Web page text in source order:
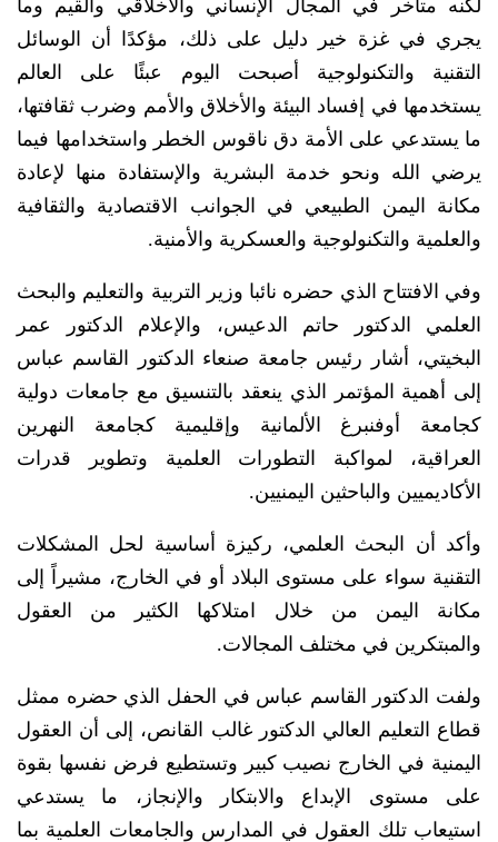
لكنه متأخر في المجال الإنساني والأخلاقي والقيم وما
يجري في غزة خير دليل على ذلك، مؤكدًا أن الوسائل
التقنية والتكنولوجية أصبحت اليوم عبئًا على العالم
يستخدمها في إفساد البيئة والأخلاق والأمم وضرب ثقافتها،
ما يستدعي على الأمة دق ناقوس الخطر واستخدامها فيما
يرضي الله ونحو خدمة البشرية والإستفادة منها لإعادة
مكانة اليمن الطبيعي في الجوانب الاقتصادية والثقافية
والعلمية والتكنولوجية والعسكرية والأمنية.
وفي الافتتاح الذي حضره نائبا وزير التربية والتعليم والبحث
العلمي الدكتور حاتم الدعيس، والإعلام الدكتور عمر
البخيتي، أشار رئيس جامعة صنعاء الدكتور القاسم عباس
إلى أهمية المؤتمر الذي ينعقد بالتنسيق مع جامعات دولية
كجامعة أوفنبرغ الألمانية وإقليمية كجامعة النهرين
العراقية، لمواكبة التطورات العلمية وتطوير قدرات
الأكاديميين والباحثين اليمنيين.
وأكد أن البحث العلمي، ركيزة أساسية لحل المشكلات
التقنية سواء على مستوى البلاد أو في الخارج، مشيراً إلى
مكانة اليمن من خلال امتلاكها الكثير من العقول
والمبتكرين في مختلف المجالات.
ولفت الدكتور القاسم عباس في الحفل الذي حضره ممثل
قطاع التعليم العالي الدكتور غالب القانص، إلى أن العقول
اليمنية في الخارج نصيب كبير وتستطيع فرض نفسها بقوة
على مستوى الإبداع والابتكار والإنجاز، ما يستدعي
استيعاب تلك العقول في المدارس والجامعات العلمية بما